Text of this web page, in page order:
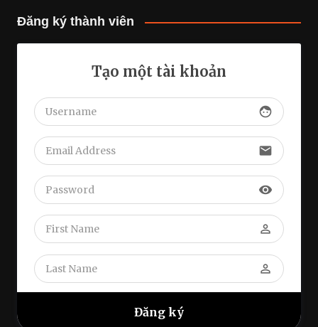
Đăng ký thành viên
Tạo một tài khoản
face
email
visibility
perm_identity
perm_identity